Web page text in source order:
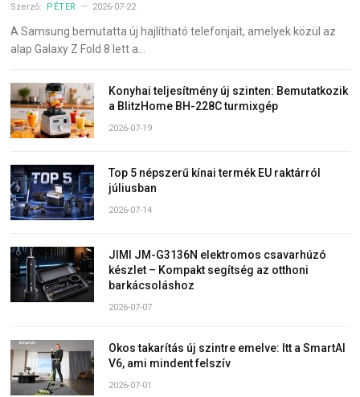
Szerző: PÉTER 2026-07-22
A Samsung bemutatta új hajlítható telefonjait, amelyek közül az
alap Galaxy Z Fold 8 lett a…
Konyhai teljesítmény új szinten: Bemutatkozik
a BlitzHome BH-228C turmixgép
2026-07-19
Top 5 népszerű kínai termék EU raktárról
júliusban
2026-07-14
JIMI JM-G3136N elektromos csavarhúzó
készlet – Kompakt segítség az otthoni
barkácsoláshoz
2026-07-07
Okos takarítás új szintre emelve: Itt a SmartAI
V6, ami mindent felszív
2026-07-01